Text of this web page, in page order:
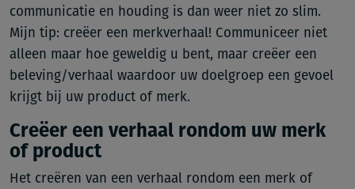
communicatie en houding is dan weer niet zo slim.
Mijn tip: creëer een merkverhaal! Communiceer niet
alleen maar hoe geweldig u bent, maar creëer een
beleving/verhaal waardoor uw doelgroep een gevoel
krijgt bij uw product of merk.
Creëer een verhaal rondom uw merk
of product
Het creëren van een verhaal rondom een merk of